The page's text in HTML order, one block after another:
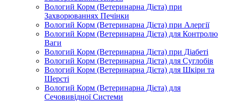
Вологий Корм (Ветеринарна Дієта) при
Захворюваннях Печінки
Вологий Корм (Ветеринарна Дієта) при Алергії
Вологий Корм (Ветеринарна Дієта) для Контролю
Ваги
Вологий Корм (Ветеринарна Дієта) при Діабеті
Вологий Корм (Ветеринарна Дієта) для Суглобів
Вологий Корм (Ветеринарна Дієта) для Шкіри та
Шерсті
Вологий Корм (Ветеринарна Дієта) для
Сечовивідної Системи